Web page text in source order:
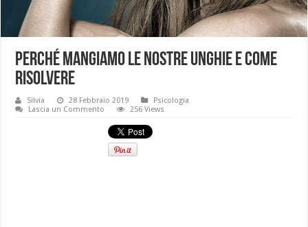
Perché mangiamo le nostre unghie e come
risolvere
Silvia 28 Febbraio 2019
Psicologia
Lascia un Commento
256 Views